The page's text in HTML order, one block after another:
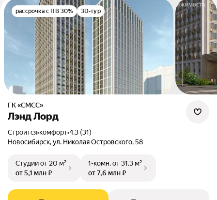
рассрочка с ПВ 30% 3D-тур
ГК «СМСС»
Лэнд Лорд
Строится•комфорт•4.3 (31)
Новосибирск, ул. Николая Островского, 58
Студииот 20 м²
от 5,1 млн ₽
1-комн.от 31,3 м²
от 7,6 млн ₽